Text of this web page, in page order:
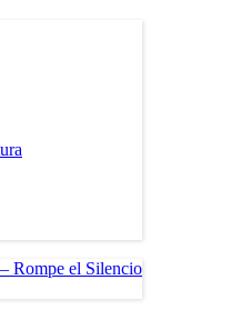
Rompe el Silencio